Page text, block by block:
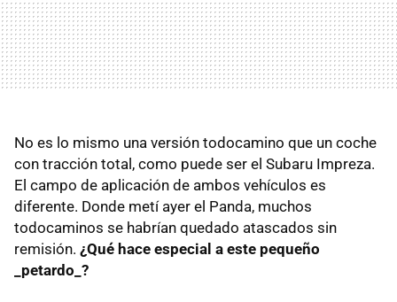
No es lo mismo una versión todocamino que un coche
con tracción total, como puede ser el Subaru Impreza.
El campo de aplicación de ambos vehículos es
diferente. Donde metí ayer el Panda, muchos
todocaminos se habrían quedado atascados sin
remisión. ¿Qué hace especial a este pequeño
_petardo_?